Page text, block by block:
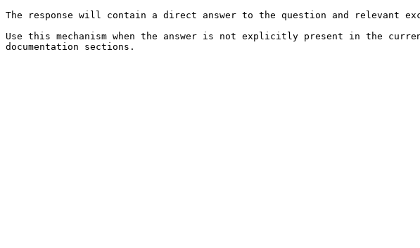
The response will contain a direct answer to the question and relevant
Use this mechanism when the answer is not explicitly present in the